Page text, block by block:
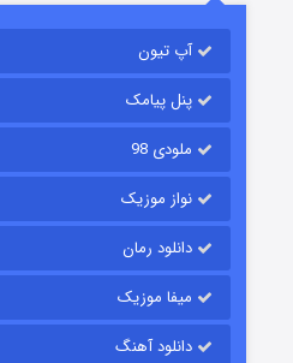
آپ تیون
پنل پیامک
ملودی 98
نواز موزیک
دانلود رمان
میفا موزیک
دانلود آهنگ